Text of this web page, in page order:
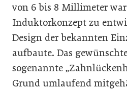
von 6 bis 8 Millimeter
Induktorkonzept zu
Design der bekannten
aufbaute. Das
sogenannte
Grund umlaufend